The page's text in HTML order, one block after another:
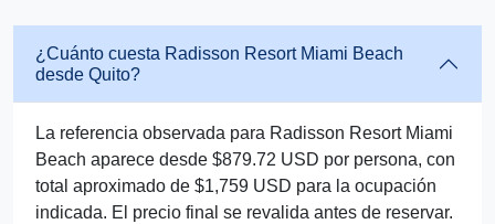
¿Cuánto cuesta Radisson Resort Miami Beach
desde Quito?
La referencia observada para Radisson Resort Miami
Beach aparece desde $879.72 USD por persona, con
total aproximado de $1,759 USD para la ocupación
indicada. El precio final se revalida antes de reservar.